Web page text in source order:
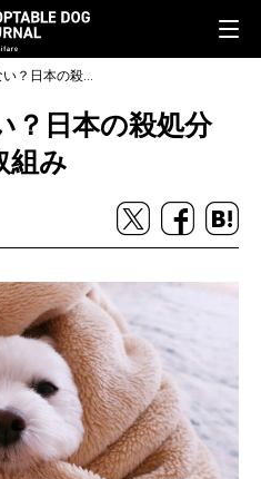
なぜなくならない？日本の殺処分の現状と他国の取組み
？日本の殺処分
組み